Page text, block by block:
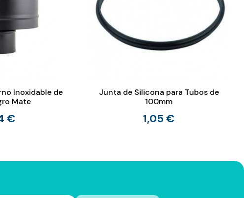
Inoxidable de
Mate
€
Junta de Silicona para Tubos de
100mm
1,05 €